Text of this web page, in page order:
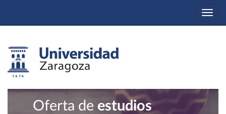
Oferta de estudios